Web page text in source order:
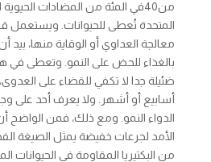
من40في المئة من المضادات
المتحدة تُعطى للحيوانات.
معالجة العداوي أو الوقاية منها،
بالغذاء للحض على النمو. وتعطى في
ضئيلة جدا لا تكفي للقضاء على
أسابيع أو أشهر. ولا يعرف أحد على
الدواء النمو. ومع ذلك، فمن الواضح
الأمد لجرعات خفيضة يمثل الصيغة
من البكتيريا المقاومة في الحيوانات